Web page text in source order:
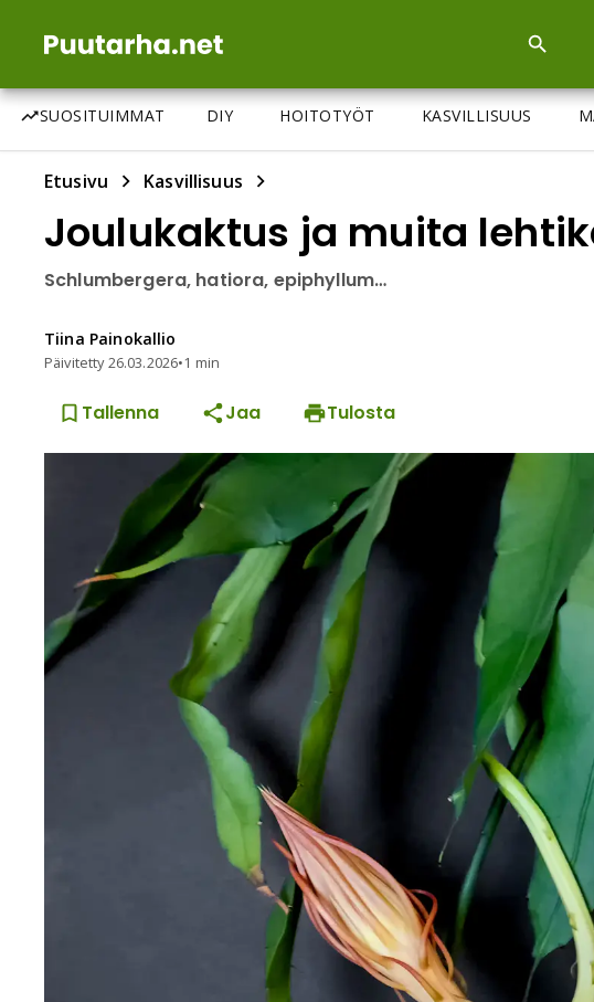
SUOSITUIMMAT DIY HOITOTYÖT KASVILLISUUS
Etusivu Kasvillisuus
Joulukaktus ja muita
Schlumbergera, hatiora, epiphyllum…
Tiina Painokallio
Päivitetty26.03.2026•1 min
Tallenna Jaa Tulosta